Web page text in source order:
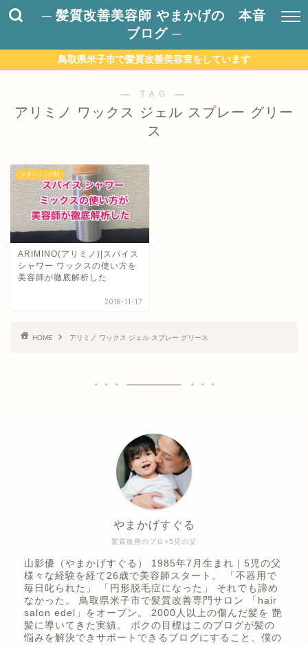
─ 髪質改善美容師 やまかげの 本音
ブログ ─
鳥取県米子市で髪質改善美容室をしています
― TAG ―
アリミノ ワックス ジェル スプレー グリー
ス
スタイリング剤
ARIMINO(アリミノ)|スパイス
シャワー ワックスの使い方を
美容師が徹底解析した
2018-11-17
HOME アリミノ ワックス ジェル スプレー グリース
髪質改善のプロ×5児の父
やまかげすぐる
山影優（やまかげすぐる） 1985年7月生まれ｜5児の父
様々な経験を経て26歳で美容師スタート。 「不器用で
毎日叱られた」 「円形脱毛症になった」 それでも諦め
なかった。 鳥取県米子市で髪質改善専門サロン 「hair
salon edel」をオープン。 2000人以上の傷んだ髪を 艶
髪に導いてきた実績。 ボクの目標はこのブログが髪の
悩みを解決できサポートできるブログにすること、僕の